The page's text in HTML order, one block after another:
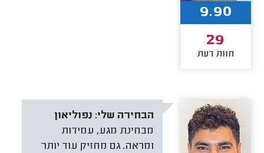
9.90
29
חוות דעת
הבחירה שלי: נפוליאון
מבחינת מגע, עמידות
ומראה. גם מחזיק עוד יותר